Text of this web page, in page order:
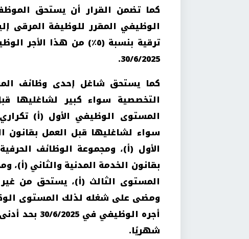
الوظيفي المقرر للوظيفة المرقى
ترقية بنسبة (٥٪) من هذا
30/6/2025.
كما يستحق شاغل إحدى وظائف
التخصصية سواء كبير لشاغليها
المستوى الوظيفي الأول (أ)
سواء لشاغليها قبل العمل بقانون
الأول (أ)، ومجموعة الوظائف
بقانون الخدمة المدنية والثاني
المستوى الثالث (أ)، يستحق من غير
شهريًا.